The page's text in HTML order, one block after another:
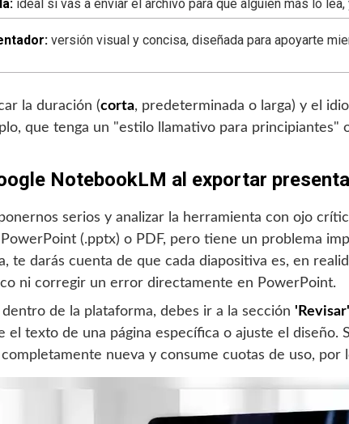
ideal si vas a enviar el archivo para que alguien más lo
versión visual y concisa, diseñada para apoyarte
la duración (corta, predeterminada o larga) y el
que tenga un "estilo llamativo para principiantes"
NotebookLM al exportar
serios y analizar la herramienta con ojo
(.pptx) o PDF, pero tiene un problema
te darás cuenta de que cada diapositiva es, en
ni corregir un error directamente en PowerPoint.
de la plataforma, debes ir a la sección 'Revisar'
el texto de una página específica o ajuste el diseño.
nueva y consume cuotas de uso,